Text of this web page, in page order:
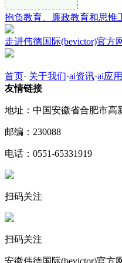
抱负教育、廉政教育和思惟
走进伟德国际(bevictor)官方
首页· 关于我们·ai资讯·ai应用
友情链接
地址：中国安徽省合肥市高
邮编：230088
电话：0551-65331919
扫码关注
扫码关注
安徽伟德国际(bevictor)官